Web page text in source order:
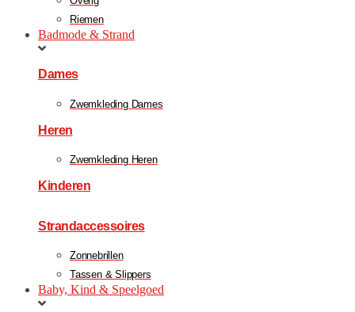
Riemen
Badmode & Strand
Dames
Zwemkleding Dames
Heren
Zwemkleding Heren
Kinderen
Strandaccessoires
Zonnebrillen
Tassen & Slippers
Baby, Kind & Speelgoed